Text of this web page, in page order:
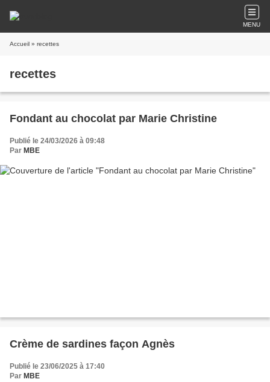
MENU
Accueil » recettes
recettes
Fondant au chocolat par Marie Christine
Publié le 24/03/2026 à 09:48
Par MBE
Crème de sardines façon Agnès
Publié le 23/06/2025 à 17:40
Par MBE